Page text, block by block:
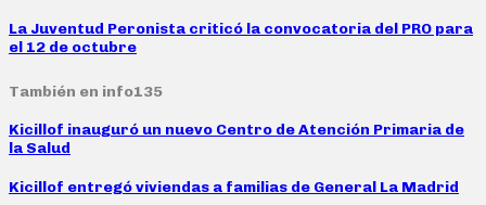
La Juventud Peronista criticó la convocatoria del PRO para
el 12 de octubre
También en info135
Kicillof inauguró un nuevo Centro de Atención Primaria de
la Salud
Kicillof entregó viviendas a familias de General La Madrid